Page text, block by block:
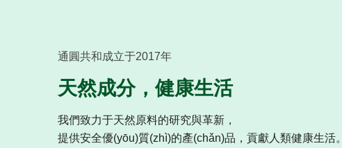
通圓共和成立于2017年
天然成分，健康生活
我們致力于天然原料的研究與革新，
提供安全優(yōu)質(zhì)的產(chǎn)品，貢獻人類健康生活。